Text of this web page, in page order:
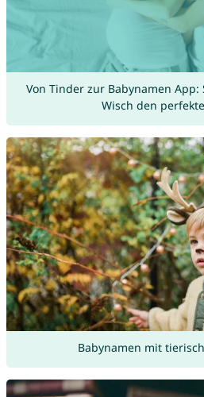
Von Tinder zur Babynamen
Wisch den
Babynamen mit